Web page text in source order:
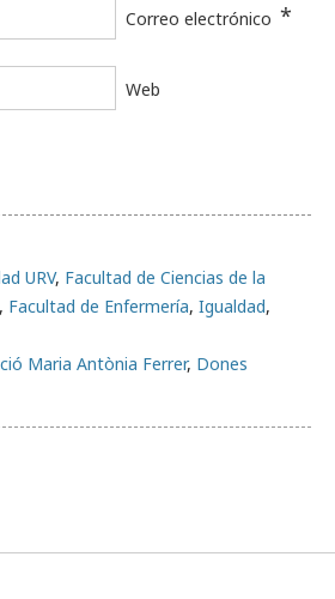
URV, Facultad de Ciencias de la
, Facultad de Enfermería, Igualdad,
Maria Antònia Ferrer, Dones
Correo electrónico *
Web